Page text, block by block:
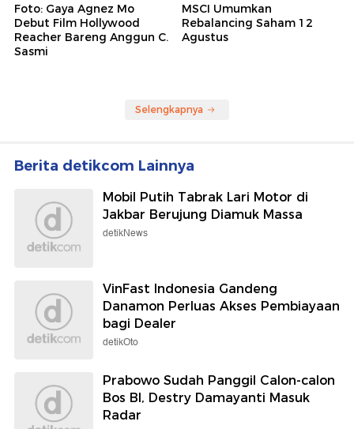
Foto: Gaya Agnez Mo
Debut Film Hollywood
Reacher Bareng Anggun C.
Sasmi
MSCI Umumkan
Rebalancing Saham 12
Agustus
Selengkapnya
Berita detikcom Lainnya
Mobil Putih Tabrak Lari Motor di
Jakbar Berujung Diamuk Massa
detikNews
VinFast Indonesia Gandeng
Danamon Perluas Akses Pembiayaan
bagi Dealer
detikOto
Prabowo Sudah Panggil Calon-calon
Bos BI, Destry Damayanti Masuk
Radar